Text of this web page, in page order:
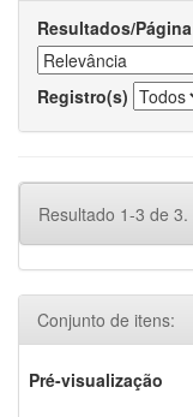
Resultados/Página
Registro(s)
Resultado 1-3 de 3.
Conjunto de itens:
Pré-visualização